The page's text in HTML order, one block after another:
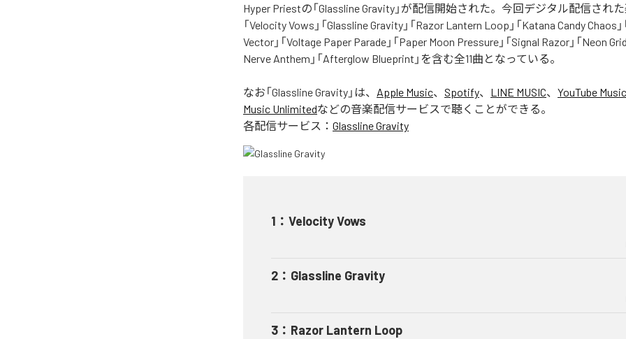
Hyper Priestの「Glassline Gravity」が配信開始された。今回デジタル配信された
「Velocity Vows」「Glassline Gravity」「Razor Lantern Loop」「Katana Candy Chaos
Vector」「Voltage Paper Parade」「Paper Moon Pressure」「Signal Razor」「Neon
Nerve Anthem」「Afterglow Blueprint」を含む全11曲となっている。
なお「Glassline Gravity 」は、 Apple Music、 Spotify、 LINE MUSIC、 YouTube Music
Music Unlimitedなどの音楽配信サービスで聴くことができる。
各配信サービス： Glassline Gravity
1 ： Velocity Vows
2 ： Glassline Gravity
3 ： Razor Lantern Loop